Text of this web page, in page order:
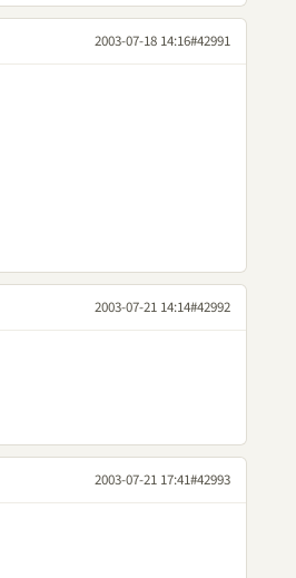
2003-07-18 14:16#42991
2003-07-21 14:14#42992
2003-07-21 17:41#42993